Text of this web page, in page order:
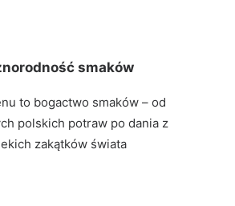
smaków
to bogactwo smaków – od
polskich potraw po dania z
zakątków świata